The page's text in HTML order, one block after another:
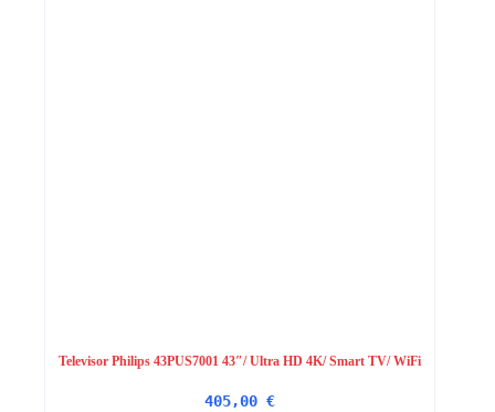
Televisor Philips 43PUS7001 43″/ Ultra HD 4K/ Smart TV/ WiFi
405,00€